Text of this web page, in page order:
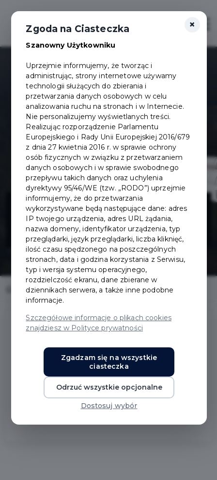
Montaż wiat
przystankowych
Home Inwestycje Montaż wiat przystankowych
Montaż wiat przystankowych
Zakres prac:
Montaż dwóch wiat przystankowych przy ul.
Grunwaldzkiej oraz jednej wiaty na Osiedlu
×
Zgoda na Ciasteczka
Szanowny Użytkowniku
Uprzejmie informujemy, że tworząc i
administrując, strony internetowe używamy
technologii służących do zbierania i
przetwarzania danych osobowych w celu
analizowania ruchu na stronach i w Internecie.
Nie personalizujemy wyświetlanych treści.
Realizując rozporządzenie Parlamentu
Europejskiego i Rady Unii Europejskiej 2016/679
z dnia 27 kwietnia 2016 r. w sprawie ochrony
osób fizycznych w związku z przetwarzaniem
danych osobowych i w sprawie swobodnego
przepływu takich danych oraz uchylenia
dyrektywy 95/46/WE (tzw. „RODO”) uprzejmie
informujemy, że do przetwarzania
wykorzystywane będą następujące dane: adres
IP twojego urządzenia, adres URL żądania,
nazwa domeny, identyfikator urządzenia, typ
przeglądarki, język przeglądarki, liczba kliknięć,
ilość czasu spędzonego na poszczególnych
stronach, data i godzina korzystania z Serwisu,
typ i wersja systemu operacyjnego,
rozdzielczość ekranu, dane zbierane w
dziennikach serwera, a także inne podobne
informacje.
Szczegółowe informacje o plikach cookies
znajdziesz w Polityce prywatności
Zgadzam się na wszystkie
ciasteczka
Odrzuć wszystkie opcjonalne
Dostosuj wybór